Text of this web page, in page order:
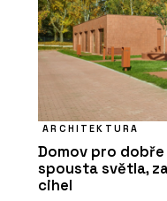
ARCHITEKTURA
Domov pro
spousta světla,
cihel